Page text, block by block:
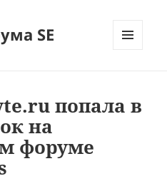
SE
попала в
на
форуме